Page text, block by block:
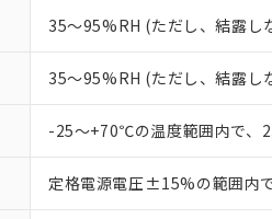
35～95%RH (ただし、結露し
35～95%RH (ただし、結露し
-25～+70℃の温度範囲内で
定格電源電圧±15%の範囲内
オムロン制
在庫状況お
す。
マイパーツ
ている必要
さい。
部品在庫の切り替
※3 非含有証明
下記の非含有証明
※2 環境保護使
「ｅ」：有害物質
「10」：通常の使
味します。
「－」：未確認で
また当社は
たしません。
機器販
空
白
受注生